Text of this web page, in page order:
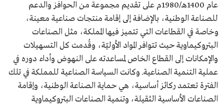
عام 1400هـ/1980م على تقديم مجموعة من الحوافز والدعم
للصناعة الوطنية، بالإضافة إلى إقامة منتجات صناعية معينة،
وخاصة في القطاعات التي تتميز فيها المملكة، مثل الصناعات
البتروكيماوية حيث تتوافر المواد الأوليّة، وقُدمت كل التسهيلات
والإمكانات إلى القطاع الخاص لمساعدته على النهوض وأداء دوره في
عملية التنمية الصناعية. وكانت السياسة الصناعية للمملكة في تلك
الفترة تعتمد ركائز أساسية، هي حماية الصناعة الوطنية، وإقامة
الصناعات الأساسية الثقيلة، وتنمية الصناعات البتروكيماوية